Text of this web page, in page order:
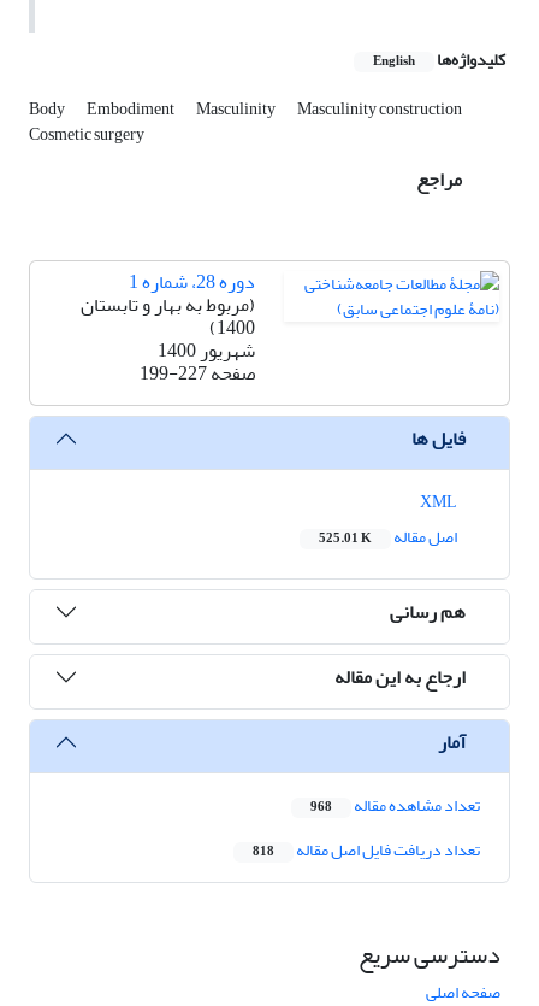
کلیدواژه‌ها English
Body Embodiment Masculinity Masculinity construction
Cosmetic surgery
مراجع
دوره 28، شماره 1
(مربوط به بهار و تابستان
1400)
شهریور 1400
صفحه199-227
فایل ها
اصل مقاله
525.01 K
هم رسانی
ارجاع به این مقاله
آمار
تعداد مشاهده مقاله 968
تعداد دریافت فایل اصل مقاله 818
دسترسی سریع
صفحه اصلی